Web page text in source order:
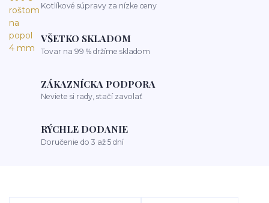
Kotlíkové súpravy za nízke ceny
VŠETKO SKLADOM
Tovar na 99 % držíme skladom
ZÁKAZNÍCKA PODPORA
Neviete si rady, stačí zavolať
RÝCHLE DODANIE
Doručenie do 3 až 5 dní